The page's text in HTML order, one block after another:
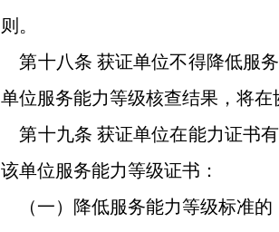
则。
第十八条 获证单位不得降低服
单位服务能力等级核查结果，将在
第十九条 获证单位在能力证书
该单位服务能力等级证书：
（一）降低服务能力等级标准的